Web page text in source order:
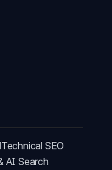
Technical SEO
AI Search